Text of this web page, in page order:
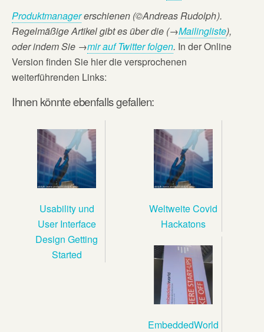
Produktmanagererschienen (©Andreas Rudolph).
Regelmäßige Artikel gibt es über die (→Mailingliste),
oderindem Sie →mir auf Twitter folgen. In der Online
Version finden Sie hier die versprochenen
weiterführenden Links:
Ihnen könnte ebenfalls gefallen:
Usability und
User Interface
Design Getting
Started
Weltweite Covid
Hackatons
EmbeddedWorld